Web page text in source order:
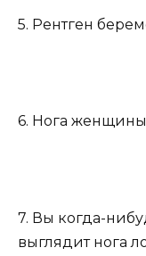
5. Рентген
6. Нога женщины
7. Вы когда-
выглядит нога